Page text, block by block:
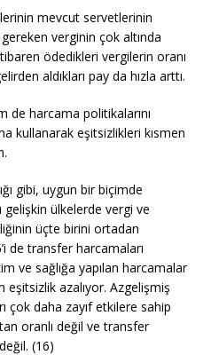
mevcut servetlerinin
verginin çok altında
ödedikleri vergilerin oranı
aldıkları pay da hızla arttı.
de harcama politikalarını
kullanarak eşitsizlikleri kısmen
gibi, uygun bir biçimde
gelişkin ülkelerde vergi ve
üçte birini ortadan
de transfer harcamaları
ve sağlığa yapılan harcamalar
eşitsizlik azalıyor. Azgelişmiş
çok daha zayıf etkilere sahip
oranlı değil ve transfer
(16)